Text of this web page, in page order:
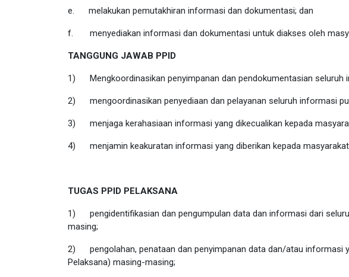
e. melakukan pemutakhiran informasi dan dokumentasi; dan
f. menyediakan informasi dan dokumentasi untuk diakses oleh
TANGGUNG JAWAB PPID
1) Mengkoordinasikan penyimpanan dan pendokumentasian seluruh
2) mengoordinasikan penyediaan dan pelayanan seluruh informasi
3) menjaga kerahasiaan informasi yang dikecualikan kepada
4) menjamin keakuratan informasi yang diberikan kepada
TUGAS PPID PELAKSANA
1) pengidentifikasian dan pengumpulan data dan informasi dari
masing;
2)
pengolahan, penataan dan penyimpanan data dan/atau informasi
Pelaksana) masing-masing;